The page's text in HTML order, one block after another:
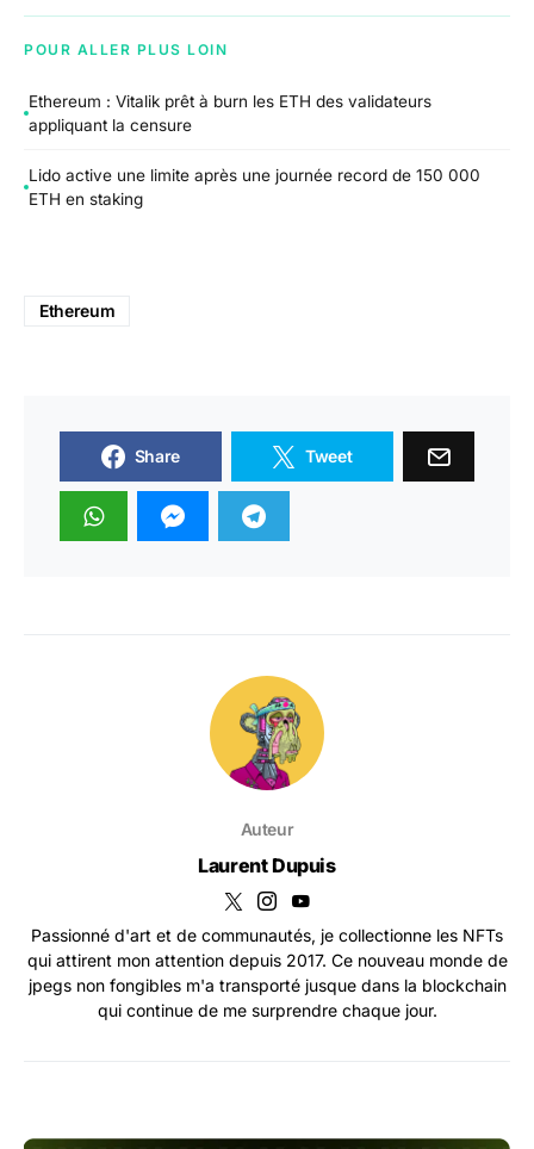
POUR ALLER PLUS LOIN
Ethereum : Vitalik prêt à burn les ETH des validateurs
appliquant la censure
Lido active une limite après une journée record de 150 000
ETH en staking
Ethereum
Share Tweet
Auteur
Laurent Dupuis
Passionné d'art et de communautés, je collectionne les NFTs
qui attirent mon attention depuis 2017. Ce nouveau monde de
jpegs non fongibles m'a transporté jusque dans la blockchain
qui continue de me surprendre chaque jour.